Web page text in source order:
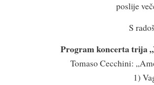
poslije
S
Program koncerta trija
Tomaso Cecchini:
1)